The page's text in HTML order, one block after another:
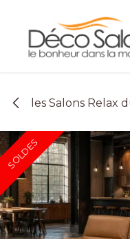
les Salons Relax
SOLDES